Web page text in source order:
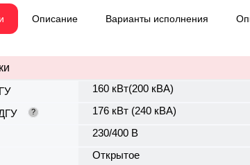
Описание Варианты исполнения
160 кВт(200 кВА)
? 176 кВт (240 кВА)
230/400 В
Открытое